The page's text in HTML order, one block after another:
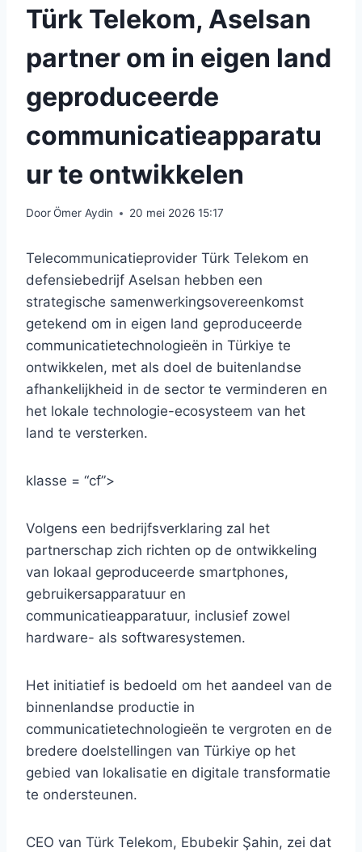
Türk Telekom, Aselsan
partner om in eigen land
geproduceerde
communicatieapparatu
ur te ontwikkelen
DoorÖmer Aydin 20 mei 2026 15:17
Telecommunicatieprovider Türk Telekom en
defensiebedrijf Aselsan hebben een
strategische samenwerkingsovereenkomst
getekend om in eigen land geproduceerde
communicatietechnologieën in Türkiye te
ontwikkelen, met als doel de buitenlandse
afhankelijkheid in de sector te verminderen en
het lokale technologie-ecosysteem van het
land te versterken.
klasse = “cf”>
Volgens een bedrijfsverklaring zal het
partnerschap zich richten op de ontwikkeling
van lokaal geproduceerde smartphones,
gebruikersapparatuur en
communicatieapparatuur, inclusief zowel
hardware- als softwaresystemen.
Het initiatief is bedoeld om het aandeel van de
binnenlandse productie in
communicatietechnologieën te vergroten en de
bredere doelstellingen van Türkiye op het
gebied van lokalisatie en digitale transformatie
te ondersteunen.
CEO van Türk Telekom, Ebubekir Şahin, zei dat